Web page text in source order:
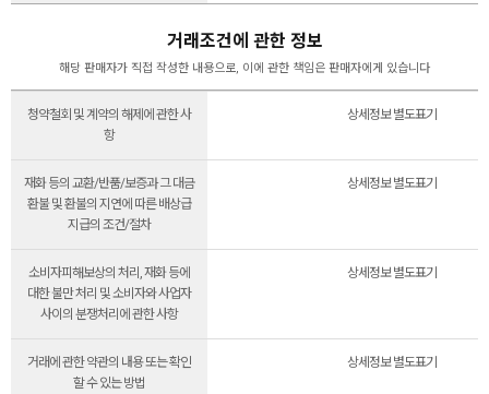
거래조건에 관한 정보
해당 판매자가 직접 작성한 내용으로, 이에 관한 책임은 판매자에게 있습니다
청약철회 및 계약의 해제에 관한 사
항
상세정보 별도표기
재화 등의 교환/반품/보증과 그 대금
환불 및 환불의 지연에 따른 배상급
지급의 조건/절차
상세정보 별도표기
소비자피해보상의 처리, 재화 등에
대한 불만 처리 및 소비자와 사업자
사이의 분쟁처리에 관한 사항
상세정보 별도표기
거래에 관한 약관의 내용 또는 확인
할 수 있는 방법
상세정보 별도표기